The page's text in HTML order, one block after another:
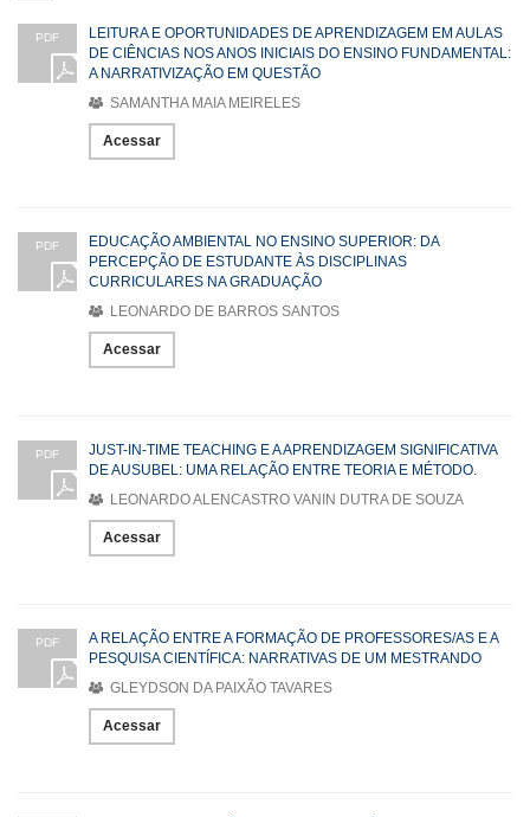
PDF
LEITURA E OPORTUNIDADES DE APRENDIZAGEM EM AULAS
DE CIÊNCIAS NOS ANOS INICIAIS DO ENSINO FUNDAMENTAL:
A NARRATIVIZAÇÃO EM QUESTÃO
SAMANTHA MAIA MEIRELES
Acessar
PDF
EDUCAÇÃO AMBIENTAL NO ENSINO SUPERIOR: DA
PERCEPÇÃO DE ESTUDANTE ÀS DISCIPLINAS
CURRICULARES NA GRADUAÇÃO
LEONARDO DE BARROS SANTOS
Acessar
PDF
JUST-IN-TIME TEACHING E A APRENDIZAGEM SIGNIFICATIVA
DE AUSUBEL: UMA RELAÇÃO ENTRE TEORIA E MÉTODO.
LEONARDO ALENCASTRO VANIN DUTRA DE SOUZA
Acessar
PDF
A RELAÇÃO ENTRE A FORMAÇÃO DE PROFESSORES/AS E A
PESQUISA CIENTÍFICA: NARRATIVAS DE UM MESTRANDO
GLEYDSON DA PAIXÃO TAVARES
Acessar